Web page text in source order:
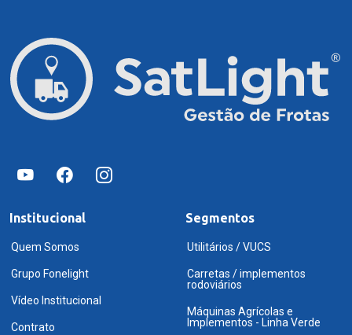
Institucional
Quem Somos
Grupo Fonelight
Vídeo Institucional
Contrato
Segmentos
Utilitários / VUCS
Carretas / implementos
rodoviários
Máquinas Agrícolas e
Implementos - Linha Verde